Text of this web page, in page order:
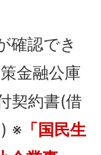
確認でき
金融公庫
契約書(借
※ 「国民生